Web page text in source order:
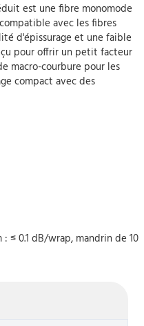
est une fibre monomode
avec les fibres
d'épissurage et une faible
pour offrir un petit facteur
macro-courbure pour les
compact avec des
≤ 0.1 dB/wrap, mandrin de 10